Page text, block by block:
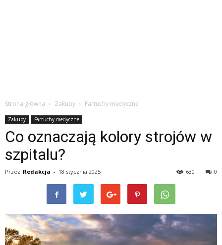
Strona główna Zakupy Fartuchy medyczne
Zakupy Fartuchy medyczne
Co oznaczają kolory strojów w
szpitalu?
Przez Redakcja - 18 stycznia 2025 0
630